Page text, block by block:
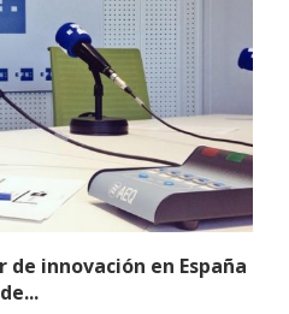
innovación en España
de...